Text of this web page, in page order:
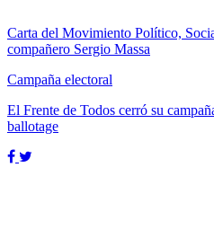
Carta del Movimiento Político,
compañero Sergio Massa
Campaña electoral
El Frente de Todos cerró su
ballotage